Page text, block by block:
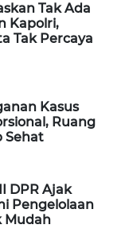
Tak Ada
Kapolri,
Tak Percaya
Kasus
Ruang
Sehat
DPR Ajak
Pengelolaan
Mudah